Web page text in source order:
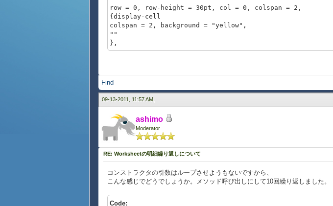
row = 0, row-height = 30pt, col = 0, colspan = 2,
{display-cell
colspan = 2, background = "yellow",
""
},
colspan = 1, background = "yellow",
""
},
row = 0, row-height = 30pt, col = 3, colspan = 5,
{display-cell
colspan = 5, background = "yellow",
""
},
{display-cell
colspan = 2, background = "white",
},
Find
09-13-2011, 11:57 AM,
ashimo
Moderator
RE: Worksheetの明細繰り返しについて
コンストラクタの引数はループさせようもないですから、
こんな感じでどうでしょうか。メソッド呼び出しにして10回繰り返しました。
Code: